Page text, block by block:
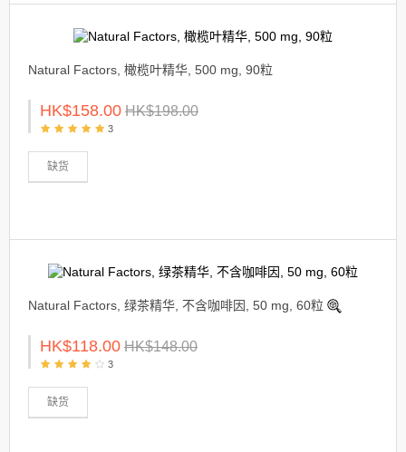
Natural Factors, 橄榄叶精华, 500 mg, 90粒
HK$158.00 HK$198.00
3
缺货
Natural Factors, 绿茶精华, 不含咖啡因, 50 mg, 60粒
HK$118.00 HK$148.00
3
缺货